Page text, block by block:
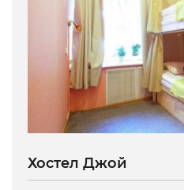
Хостел Джой